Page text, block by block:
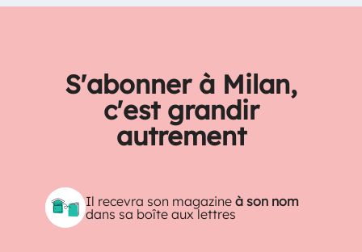
S'abonner à Milan,
c'est grandir
autrement
Il recevra son magazineà son nom
dans sa boîte aux lettres